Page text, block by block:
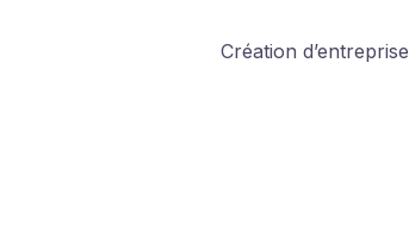
Création d’entreprise